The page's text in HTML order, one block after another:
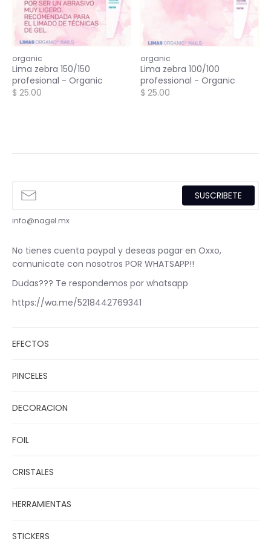
organic
Lima zebra 150/150
profesional - Organic
$ 25.00
organic
Lima zebra 100/100
professional - Organic
$ 25.00
SUSCRIBETE
info@nagel.mx
No tienes cuenta paypal y deseas pagar en Oxxo,
comunicate con nosotros POR WHATSAPP!!
Dudas??? Te respondemos por whatsapp
https://wa.me/5218442769341
EFECTOS
PINCELES
DECORACION
FOIL
CRISTALES
HERRAMIENTAS
STICKERS